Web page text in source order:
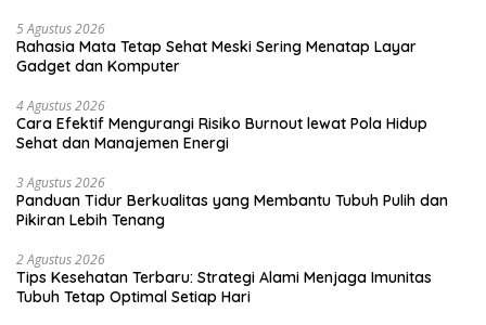
5 Agustus 2026
Rahasia Mata Tetap Sehat Meski Sering Menatap Layar
Gadget dan Komputer
4 Agustus 2026
Cara Efektif Mengurangi Risiko Burnout lewat Pola Hidup
Sehat dan Manajemen Energi
3 Agustus 2026
Panduan Tidur Berkualitas yang Membantu Tubuh Pulih dan
Pikiran Lebih Tenang
2 Agustus 2026
Tips Kesehatan Terbaru: Strategi Alami Menjaga Imunitas
Tubuh Tetap Optimal Setiap Hari